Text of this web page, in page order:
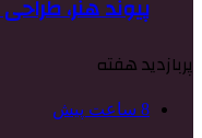
پیوند هنر،
پربازدید هفته
8 ساعت پیش